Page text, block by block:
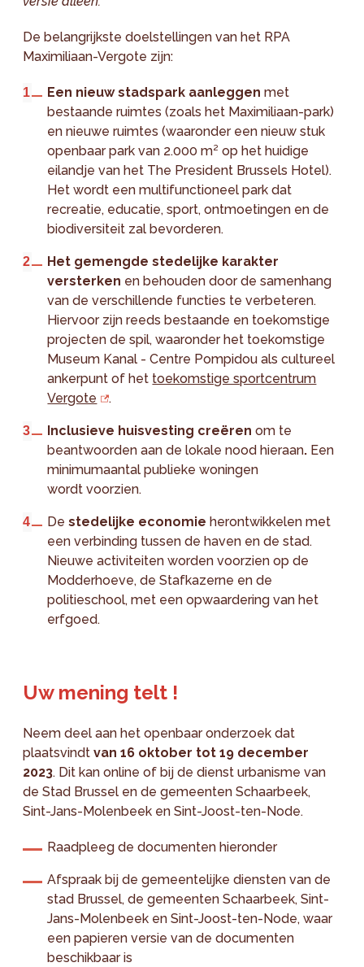
De belangrijkste doelstellingen van het RPA
Maximiliaan-Vergote zijn:
Een nieuw stadspark aanleggen met
bestaande ruimtes (zoals het Maximiliaan-park)
en nieuwe ruimtes (waaronder een nieuw stuk
openbaar park van 2.000 m² op het huidige
eilandje van het The President Brussels Hotel).
Het wordt een multifunctioneel park dat
recreatie, educatie, sport, ontmoetingen en de
biodiversiteit zal bevorderen.
Het gemengde stedelijke karakter
versterken en behouden door de samenhang
van de verschillende functies te verbeteren.
Hiervoor zijn reeds bestaande en toekomstige
projecten de spil, waaronder het toekomstige
Museum Kanal - Centre Pompidou als cultureel
ankerpunt of het toekomstige sportcentrum
Vergote
.
Inclusieve huisvesting creërenom te
beantwoorden aan de lokale nood hieraan. Een
minimumaantal publieke woningen
wordt voorzien.
Destedelijke economie herontwikkelen met
een verbinding tussen de haven en de stad.
Nieuwe activiteiten worden voorzien op de
Modderhoeve, de Stafkazerne en de
politieschool, met een opwaardering van het
erfgoed.
Uw mening telt !
Neem deel aan het openbaar onderzoek dat
plaatsvindtvan 16 oktober tot 19 december
2023. Dit kan online of bij de dienst urbanisme van
de Stad Brussel en de gemeenten Schaarbeek,
Sint-Jans-Molenbeek en Sint-Joost-ten-Node.
Raadpleeg de documenten hieronder
Afspraak bij de gemeentelijke diensten van de
stad Brussel, de gemeenten Schaarbeek, Sint-
Jans-Molenbeek en Sint-Joost-ten-Node, waar
een papieren versie van de documenten
beschikbaar is